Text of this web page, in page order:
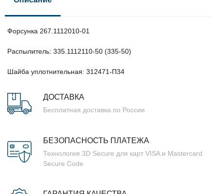
Форсунка 267.1112010-01
Распылитель: 335.1112110-50 (335-50)
Шайба уплотнительная: 312471-П34
ДОСТАВКА
Бесплатная доставка по России
БЕЗОПАСНОСТЬ ПЛАТЕЖА
Технология 3D Secure для карт VISA и Mastercard
Secure Code